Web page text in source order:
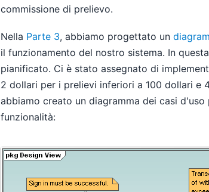
commissione di prelievo.
Nella Parte 3, abbiamo progettato un
il funzionamento del nostro sistema. In
pianificato. Ci è stato assegnato di
2 dollari per i prelievi inferiori a 100 dollari e
abbiamo creato un diagramma dei casi
funzionalità: